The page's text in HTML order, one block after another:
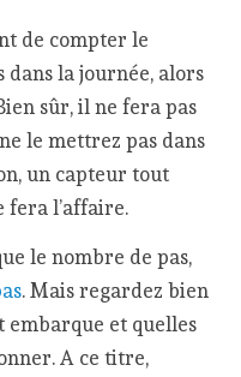
de compter le
dans la journée, alors
sûr, il ne fera pas
le mettrez pas dans
un capteur tout
fera l’affaire.
le nombre de pas,
. Mais regardez bien
embarque et quelles
A ce titre,